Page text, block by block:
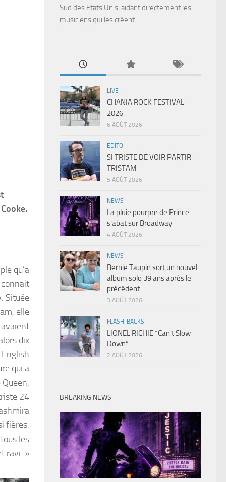
qu’a
Située
elle
dix
qui a
24
fières,
les
ravi. »
Sud des Etats Unis, aidant directement les
musiciens qui les créent.
LIVE
CHANIA ROCK FESTIVAL
2026
6 AOÛT 2026
EDITO
SI TRISTE DE VOIR PARTIR
TRISTAM
5 AOÛT 2026
NEWS
La pluie pourpre de Prince
s’abat sur Broadway
4 AOÛT 2026
NEWS
Bernie Taupin sort un nouvel
album solo 39 ans après le
précédent
3 AOÛT 2026
FLASH-BACKS
LIONEL RICHIE “Can’t Slow
Down”
2 AOÛT 2026
BREAKING NEWS